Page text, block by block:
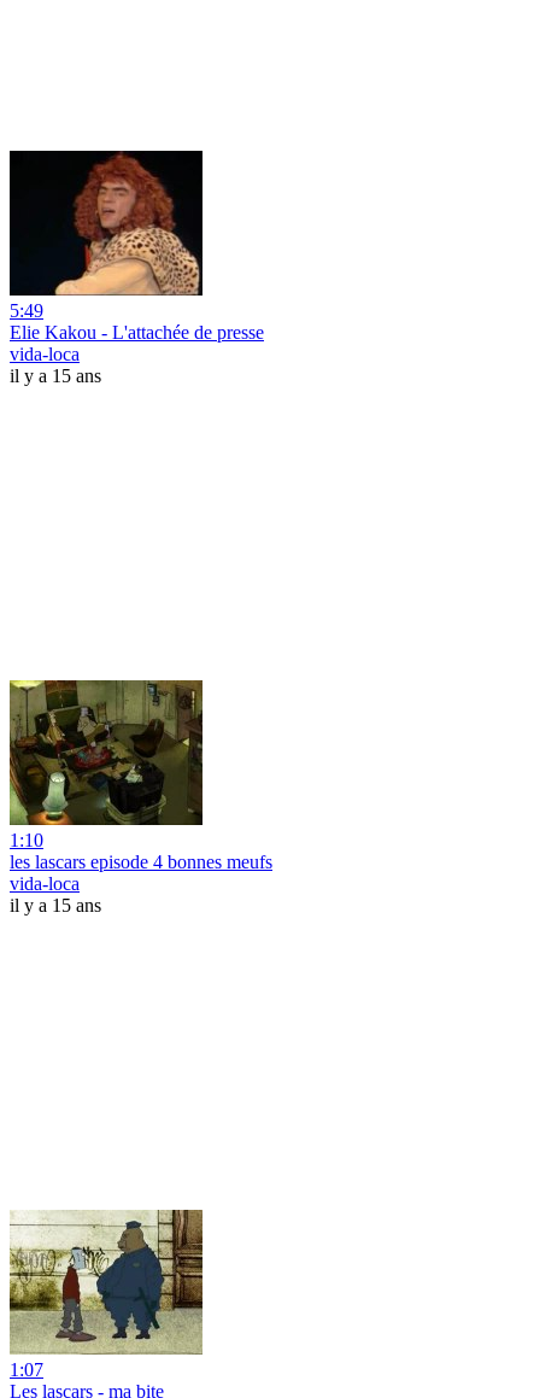
5:49
Elie Kakou - L'attachée de presse
vida-loca
il y a 15 ans
1:10
les lascars episode 4 bonnes meufs
vida-loca
il y a 15 ans
1:07
Les lascars - ma bite